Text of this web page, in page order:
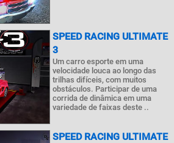
SPEED RACING ULTIMATE
3
Um carro esporte em uma
velocidade louca ao longo das
trilhas difíceis, com muitos
obstáculos. Participar de uma
corrida de dinâmica em uma
variedade de faixas deste ..
SPEED RACING ULTIMATE